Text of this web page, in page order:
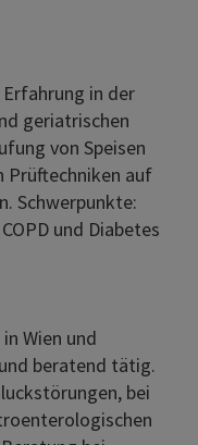
in der
geriatrischen
von Speisen
Prüftechniken auf
Schwerpunkte:
und Diabetes
Wien und
beratend tätig.
bei